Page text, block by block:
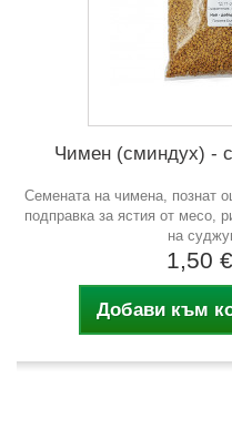
Чимен (сминдух) -
Семената на чимена, познат
подправка за ястия от месо,
на
1,50 €
Добави към